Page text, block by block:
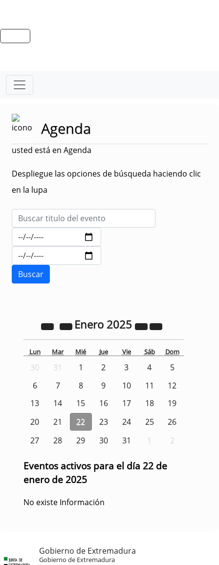
Agenda
usted está en Agenda
Despliegue las opciones de búsqueda haciendo clic
en la lupa
Enero 2025
Lun Mar Mié Jue Vie Sáb Dom
30 31 1 2 3 4
5
6
7 8 9 10 11
12
13
14 15 16 17 18
19
20
21 22 23 24 25
26
27
28 29 30 31 1 2
Eventos activos para el día 22 de
enero de 2025
No existe Información
Gobierno de Extremadura
Gobierno de Extremadura